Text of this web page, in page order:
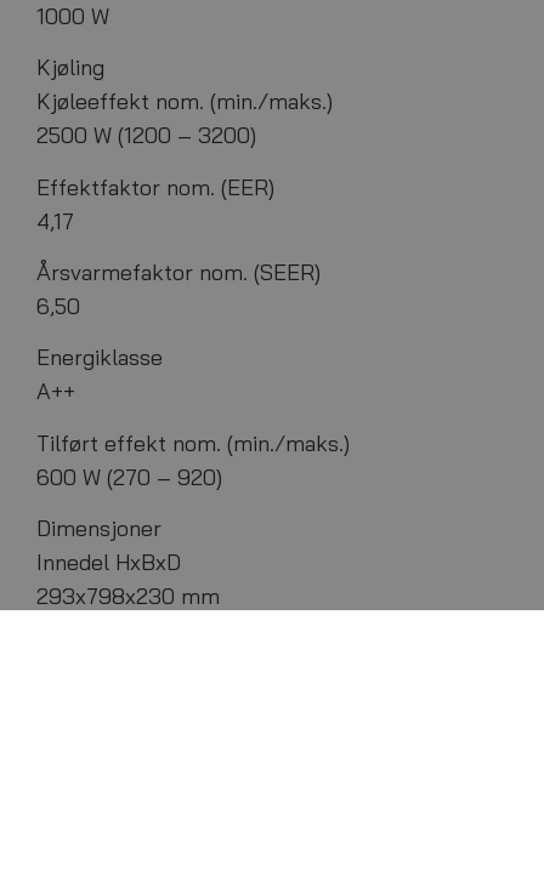
1000 W
Kjøling
Kjøleeffekt nom. (min./maks.)
2500 W (1200 – 3200)
Effektfaktor nom. (EER)
4,17
Årsvarmefaktor nom. (SEER)
6,50
Energiklasse
A++
Tilført effekt nom. (min./maks.)
600 W (270 – 920)
Dimensjoner
Innedel HxBxD
293x798x230 mm